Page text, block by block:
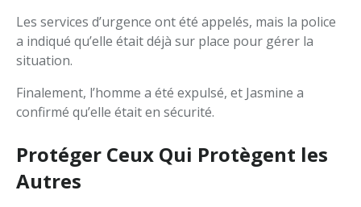
Les services d’urgence ont été appelés, mais la police
a indiqué qu’elle était déjà sur place pour gérer la
situation.
Finalement, l’homme a été expulsé, et Jasmine a
confirmé qu’elle était en sécurité.
Protéger Ceux Qui Protègent les
Autres